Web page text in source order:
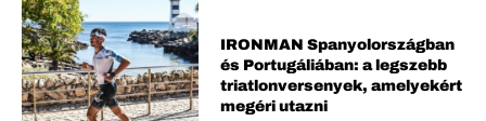
IRONMAN Spanyolországban
és Portugáliában: a legszebb
triatlonversenyek, amelyekért
megéri utazni